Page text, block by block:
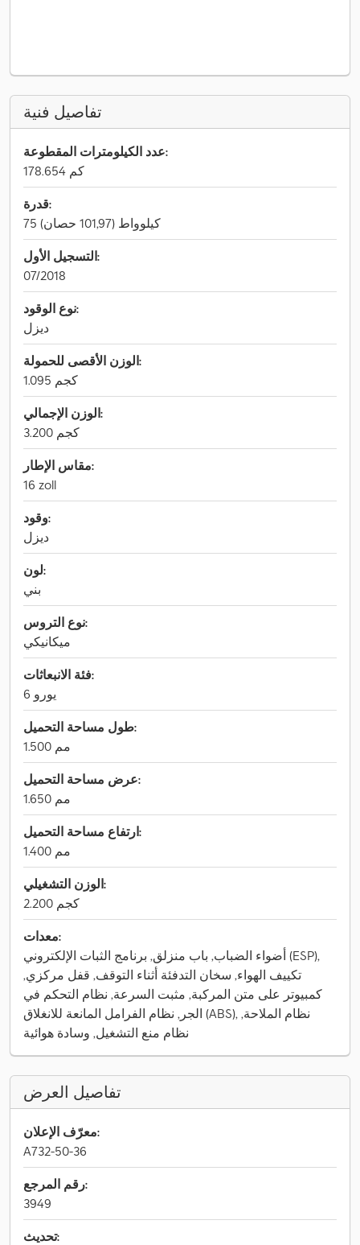
تفاصيل فنية
عدد الكيلومترات المقطوعة:
178.654 كم
قدرة:
75 كيلوواط (101,97 حصان)
التسجيل الأول:
07/2018
نوع الوقود:
ديزل
الوزن الأقصى للحمولة:
1.095 كجم
الوزن الإجمالي:
3.200 كجم
مقاس الإطار:
16 zoll
وقود:
ديزل
لون:
بني
نوع التروس:
ميكانيكي
فئة الانبعاثات:
يورو 6
طول مساحة التحميل:
1.500 مم
عرض مساحة التحميل:
1.650 مم
ارتفاع مساحة التحميل:
1.400 مم
الوزن التشغيلي:
2.200 كجم
معدات:
أضواء الضباب, باب منزلق, برنامج الثبات الإلكتروني (ESP),
تكييف الهواء, سخان التدفئة أثناء التوقف, قفل مركزي,
كمبيوتر على متن المركبة, مثبت السرعة, نظام التحكم في
الجر, نظام الفرامل المانعة للانغلاق (ABS), نظام الملاحة,
نظام منع التشغيل, وسادة هوائية
تفاصيل العرض
معرّف الإعلان:
A732-50-36
رقم المرجع:
3949
تحديث: